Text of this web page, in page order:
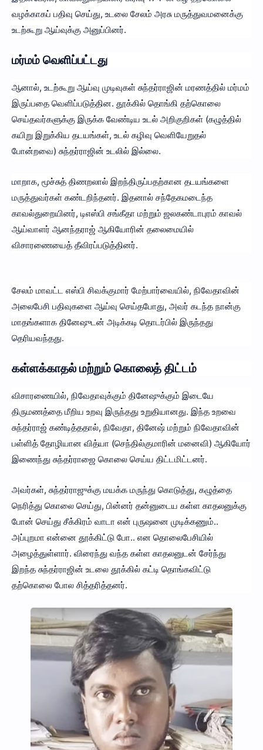
வழக்காகப் பதிவு செய்து, உடலை சேலம் அரசு மருத்துவமனைக்கு
உடற்கூறு ஆய்வுக்கு அனுப்பினர்.
மர்மம் வெளிப்பட்டது
ஆனால், உடற்கூறு ஆய்வு முடிவுகள் சுந்தர்ராஜின் மரணத்தில் மர்மம்
இருப்பதை வெளிப்படுத்தின. தூக்கில் தொங்கி தற்கொலை
செய்தவர்களுக்கு இருக்க வேண்டிய உடல் அறிகுறிகள் (கழுத்தில்
கயிறு இறுக்கிய தடயங்கள், உடல் கழிவு வெளியேறுதல்
போன்றவை) சுந்தர்ராஜின் உடலில் இல்லை.
மாறாக, மூச்சுத் திணறலால் இறந்திருப்பதற்கான தடயங்களை
மருத்துவர்கள் கண்டறிந்தனர். இதனால் சந்தேகமடைந்த
காவல்துறையினர், டிஎஸ்பி சங்கீதா மற்றும் ஜலகண்டாபுரம் காவல்
ஆய்வாளர் ஆனந்தராஜ் ஆகியோரின் தலைமையில்
விசாரணையைத் தீவிரப்படுத்தினர்.
சேலம் மாவட்ட எஸ்பி சிவக்குமார் மேற்பார்வையில், நிவேதாவின்
அலைபேசி பதிவுகளை ஆய்வு செய்தபோது, அவர் கடந்த நான்கு
மாதங்களாக தினேஷுடன் அடிக்கடி தொடர்பில் இருந்தது
தெரியவந்தது.
கள்ளக்காதல் மற்றும் கொலைத் திட்டம்
விசாரணையில், நிவேதாவுக்கும் தினேஷுக்கும் இடையே
திருமணத்தை மீறிய உறவு இருந்தது உறுதியானது. இந்த உறவை
சுந்தர்ராஜ் கண்டித்ததால், நிவேதா, தினேஷ் மற்றும் நிவேதாவின்
பள்ளித் தோழியான வித்யா (செந்தில்குமாரின் மனைவி) ஆகியோர்
இணைந்து சுந்தர்ராஜை கொலை செய்ய திட்டமிட்டனர்.
அவர்கள், சுந்தர்ராஜுக்கு மயக்க மருந்து கொடுத்து, கழுத்தை
நெரித்து கொலை செய்து, பின்னர் தன்னுடைய கள்ள காதலனுக்கு
போன் செய்து சீக்கிரம் வாடா என் புருஷனை முடிக்கணும்..
அப்புறமா என்னை தூக்கிட்டு போ.. என தொலைபேசியில்
அழைத்துள்ளார். விரைந்து வந்த கள்ள காதலனுடன் சேர்ந்து
இறந்த சுந்தர்ராஜின் உடலை தூக்கில் கட்டி தொங்கவிட்டு
தற்கொலை போல சித்தரித்தனர்.